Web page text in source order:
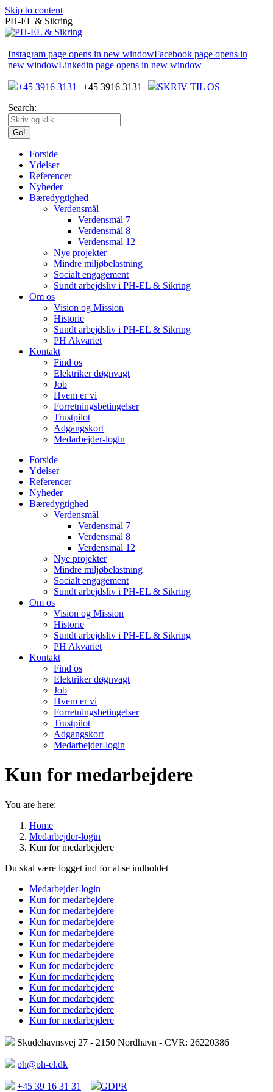
Skip to content
PH-EL & Sikring
Instagram page opens in new windowFacebook page opens in
new windowLinkedin page opens in new window
+45 3916 3131 +45 3916 3131
SKRIV TIL OS
Search:
Forside
Ydelser
Referencer
Nyheder
Bæredygtighed
Verdensmål
Verdensmål 7
Verdensmål 8
Verdensmål 12
Nye projekter
Mindre miljøbelastning
Socialt engagement
Sundt arbejdsliv i PH-EL & Sikring
Om os
Vision og Mission
Historie
Sundt arbejdsliv i PH-EL & Sikring
PH Akvariet
Kontakt
Find os
Elektriker døgnvagt
Job
Hvem er vi
Forretningsbetingelser
Trustpilot
Adgangskort
Medarbejder-login
Forside
Ydelser
Referencer
Nyheder
Bæredygtighed
Verdensmål
Verdensmål 7
Verdensmål 8
Verdensmål 12
Nye projekter
Mindre miljøbelastning
Socialt engagement
Sundt arbejdsliv i PH-EL & Sikring
Om os
Vision og Mission
Historie
Sundt arbejdsliv i PH-EL & Sikring
PH Akvariet
Kontakt
Find os
Elektriker døgnvagt
Job
Hvem er vi
Forretningsbetingelser
Trustpilot
Adgangskort
Medarbejder-login
Kun for medarbejdere
You are here:
Home
Medarbejder-login
Kun for medarbejdere
Du skal være logget ind for at se indholdet
Medarbejder-login
Kun for medarbejdere
Kun for medarbejdere
Kun for medarbejdere
Kun for medarbejdere
Kun for medarbejdere
Kun for medarbejdere
Kun for medarbejdere
Kun for medarbejdere
Kun for medarbejdere
Kun for medarbejdere
Kun for medarbejdere
Kun for medarbejdere
Skudehavnsvej 27 - 2150 Nordhavn - CVR: 26220386
ph@ph-el.dk
+45 39 16 31 31 GDPR